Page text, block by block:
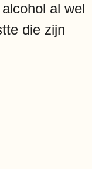
al wel
die zijn